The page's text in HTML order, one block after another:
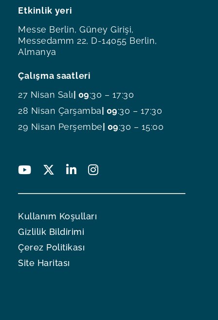
Etkinlik yeri
Messe Berlin, Güney Girişi,
Messedamm 22, D-14055 Berlin,
Almanya
Çalışma saatleri
27 Nisan Salı| 09:30 – 17:30
28 Nisan Çarşamba| 09:30 – 17:30
29 Nisan Perşembe| 09:30 – 15:00
Kullanım Koşulları
Gizlilik Bildirimi
Çerez Politikası
Site Haritası